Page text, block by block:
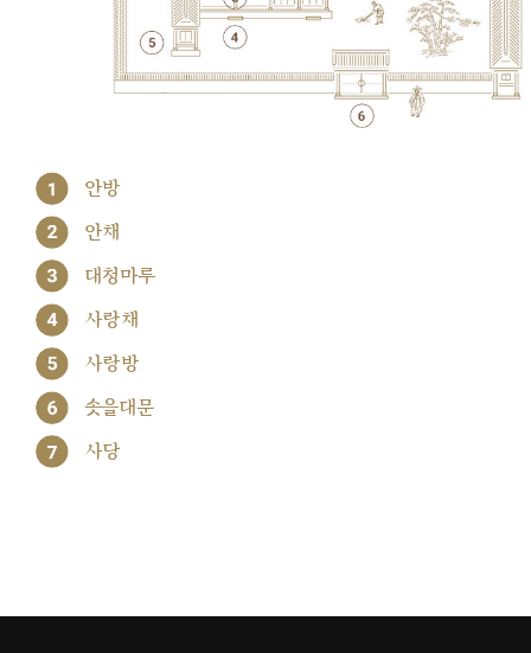
1 안방
2 안채
3 대청마루
4 사랑채
5 사랑방
6 솟을대문
7 사당